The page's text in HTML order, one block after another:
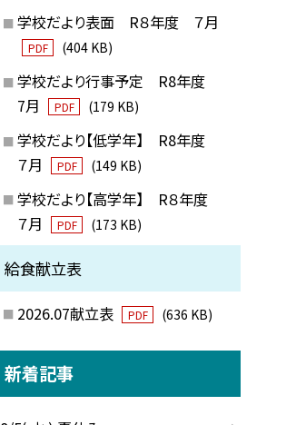
学校だより表面 R８年度 ７月
PDF (404 KB)
学校だより行事予定 R8年度
7月
PDF (179 KB)
学校だより【低学年】 R8年度
７月
PDF (149 KB)
学校だより【高学年】 R８年度
７月
PDF (173 KB)
給食献立表
2026.07献立表 PDF (636 KB)
新着記事